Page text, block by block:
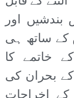
اور
کے ساتھ ہی
خاتمے کا
بحران کی